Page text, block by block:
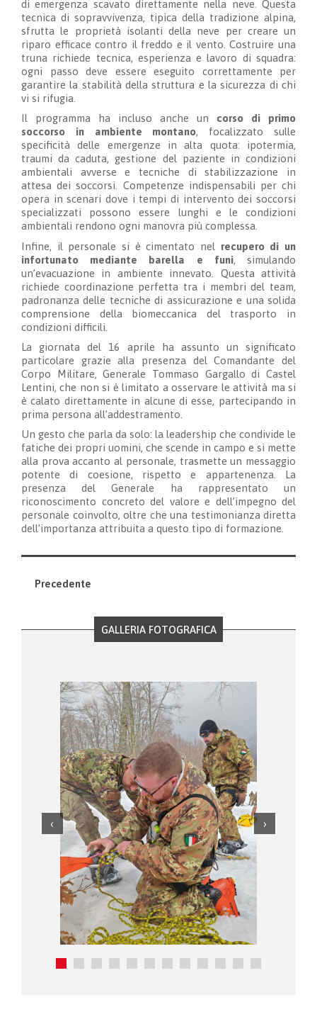
di emergenza scavato direttamente nella neve. Questa
tecnica di sopravvivenza, tipica della tradizione alpina,
sfrutta le proprietà isolanti della neve per creare un
riparo efficace contro il freddo e il vento. Costruire una
truna richiede tecnica, esperienza e lavoro di squadra:
ogni passo deve essere eseguito correttamente per
garantire la stabilità della struttura e la sicurezza di chi
vi si rifugia.
Il programma ha incluso anche un corso di primo
soccorso in ambiente montano, focalizzato sulle
specificità delle emergenze in alta quota: ipotermia,
traumi da caduta, gestione del paziente in condizioni
ambientali avverse e tecniche di stabilizzazione in
attesa dei soccorsi. Competenze indispensabili per chi
opera in scenari dove i tempi di intervento dei soccorsi
specializzati possono essere lunghi e le condizioni
ambientali rendono ogni manovra più complessa.
Infine, il personale si è cimentato nel recupero di un
infortunato mediante barella e funi, simulando
un’evacuazione in ambiente innevato. Questa attività
richiede coordinazione perfetta tra i membri del team,
padronanza delle tecniche di assicurazione e una solida
comprensione della biomeccanica del trasporto in
condizioni difficili.
La giornata del 16 aprile ha assunto un significato
particolare grazie alla presenza del Comandante del
Corpo Militare, Generale Tommaso Gargallo di Castel
Lentini, che non si è limitato a osservare le attività ma si
è calato direttamente in alcune di esse, partecipando in
prima persona all’addestramento.
Un gesto che parla da solo: la leadership che condivide le
fatiche dei propri uomini, che scende in campo e si mette
alla prova accanto al personale, trasmette un messaggio
potente di coesione, rispetto e appartenenza. La
presenza del Generale ha rappresentato un
riconoscimento concreto del valore e dell’impegno del
personale coinvolto, oltre che una testimonianza diretta
dell’importanza attribuita a questo tipo di formazione.
Precedente
GALLERIA FOTOGRAFICA